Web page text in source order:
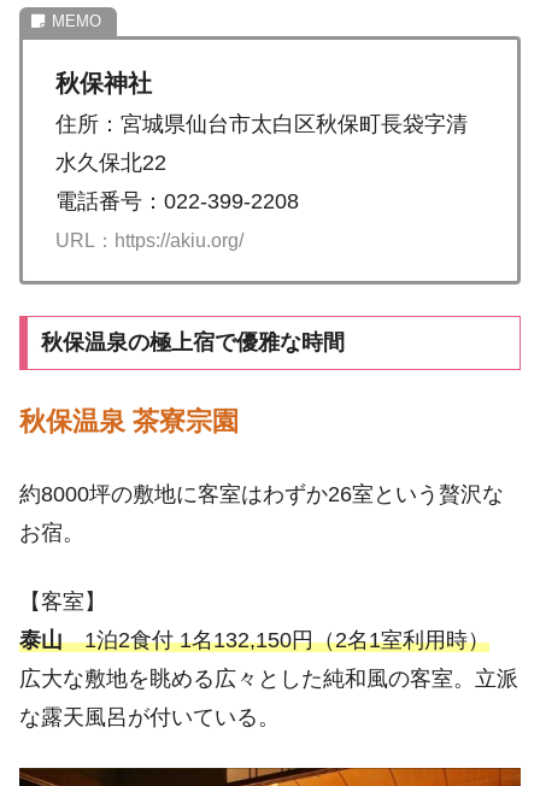
秋保神社
住所：宮城県仙台市太白区秋保町長袋字清
水久保北22
電話番号：022-399-2208
URL：https://akiu.org/
秋保温泉の極上宿で優雅な時間
秋保温泉 茶寮宗園
約8000坪の敷地に客室はわずか26室という贅沢な
お宿。
【客室】
泰山1泊2食付 1名132,150円（2名1室利用時）
広大な敷地を眺める広々とした純和風の客室。立派
な露天風呂が付いている。